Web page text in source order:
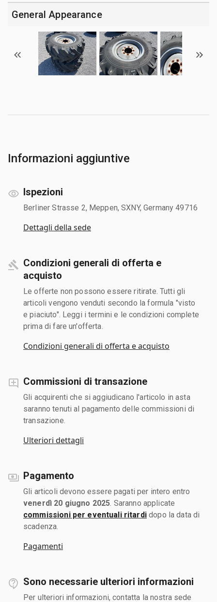
General Appearance
Informazioni aggiuntive
Ispezioni
Berliner Strasse 2, Meppen, SXNY, Germany 49716
Dettagli della sede
Condizioni generali di offerta e
acquisto
Le offerte non possono essere ritirate. Tutti gli
articoli vengono venduti secondo la formula "visto
e piaciuto". Leggi i termini e le condizioni complete
prima di fare un'offerta.
Condizioni generali di offerta e acquisto
Commissioni di transazione
Gli acquirenti che si aggiudicano l'articolo in asta
saranno tenuti al pagamento delle commissioni di
transazione.
Ulteriori dettagli
Pagamento
Gli articoli devono essere pagati per intero entro
venerdì 20 giugno 2025 . Saranno applicate
commissioni per eventuali ritardidopo la data di
scadenza.
Pagamenti
Sono necessarie ulteriori informazioni
Per ulteriori informazioni, contatta la nostra sede